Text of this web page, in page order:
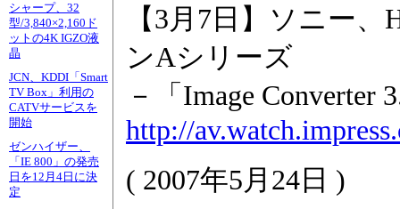
シャープ、32
型/3,840×2,160ド
ットの4K IGZO液
晶
JCN、KDDI「Smart
TV Box」利用の
CATVサービスを
開始
ゼンハイザー、
「IE 800」の発売
日を12月4日に決
定
【3月7日】ソニー
ンAシリーズ
－「Image
http://
( 2007年5月24日 )